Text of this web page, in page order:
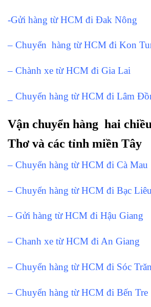
-Gửi hàng từ HCM đi Đak Nông
– Chuyển hàng từ HCM đi Kon
– Chành xe từ HCM đi Gia Lai
_ Chuyển hàng từ HCM đi Lâm
Vận chuyển hàng hai
Thơ và các tỉnh miền Tây
– Chuyển hàng từ HCM đi Cà Mau
– Chuyển hàng từ HCM đi Bạc Liêu
– Gửi hàng từ HCM đi Hậu Giang
– Chanh xe từ HCM đi An Giang
– Chuyển hàng từ HCM đi Sóc
– Chuyển hàng từ HCM đi Bến Tre